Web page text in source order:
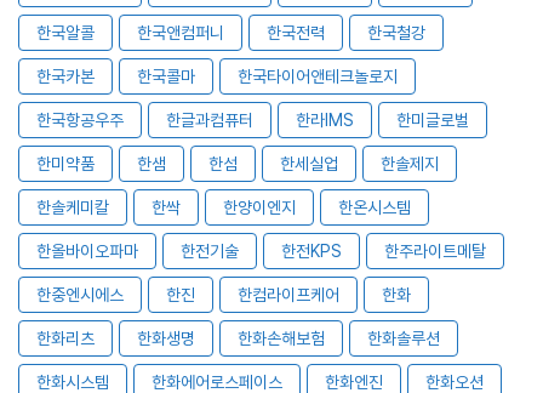
한국알콜 한국앤컴퍼니 한국전력 한국철강
한국카본 한국콜마 한국타이어앤테크놀로지
한국항공우주 한글과컴퓨터 한라IMS 한미글로벌
한미약품 한샘 한섬 한세실업 한솔제지
한솔케미칼 한싹 한양이엔지 한온시스템
한올바이오파마 한전기술 한전KPS 한주라이트메탈
한중엔시에스 한진 한컴라이프케어 한화
한화리츠 한화생명 한화손해보험 한화솔루션
한화시스템 한화에어로스페이스 한화엔진 한화오션